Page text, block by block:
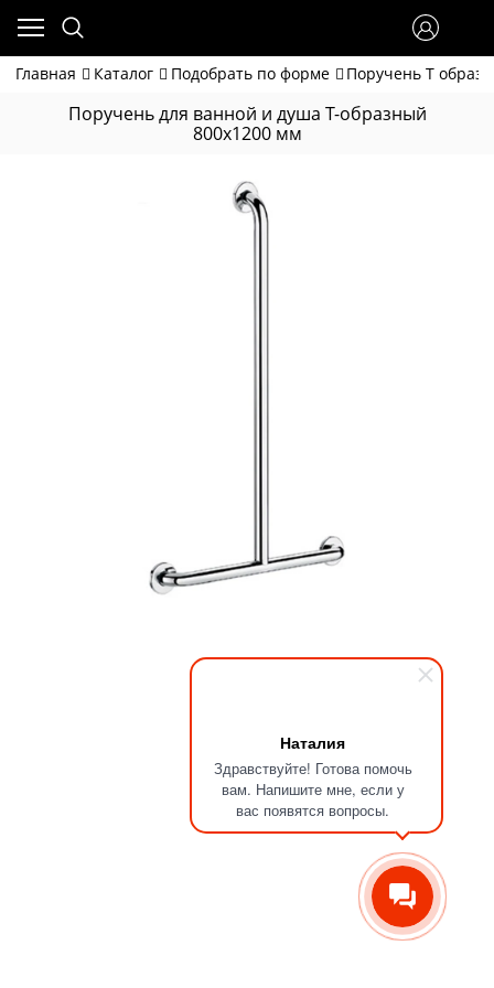
Наталия
Здравствуйте! Готова помочь
вам. Напишите мне, если у
вас появятся вопросы.
Главная Каталог Подобрать по форме Поручень Т
Поручень для ванной и душа Т-образный
800х1200 мм